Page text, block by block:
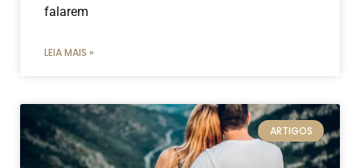
falarem
LEIA MAIS »
ARTIGOS